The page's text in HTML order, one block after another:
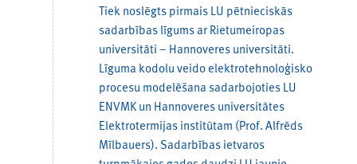
Tiek noslēgts pirmais LU pētnieciskās
sadarbības līgums ar Rietumeiropas
universitāti – Hannoveres universitāti.
Līguma kodolu veido elektrotehnoloģisko
procesu modelēšana sadarbojoties LU
ENVMK un Hannoveres universitātes
Elektrotermijas institūtam (Prof. Alfrēds
Mīlbauers). Sadarbības ietvaros